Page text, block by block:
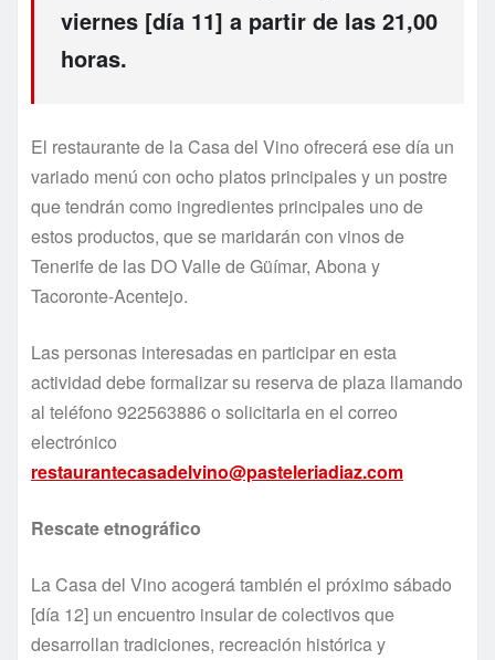
viernes [día 11] a partir de las 21,00
horas.
El restaurante de la Casa del Vino ofrecerá ese día un
variado menú con ocho platos principales y un postre
que tendrán como ingredientes principales uno de
estos productos, que se maridarán con vinos de
Tenerife de las DO Valle de Güímar, Abona y
Tacoronte-Acentejo.
Las personas interesadas en participar en esta
actividad debe formalizar su reserva de plaza llamando
al teléfono 922563886 o solicitarla en el correo
electrónico
restaurantecasadelvino@pasteleriadiaz.com
Rescate etnográfico
La Casa del Vino acogerá también el próximo sábado
[día 12] un encuentro insular de colectivos que
desarrollan tradiciones, recreación histórica y